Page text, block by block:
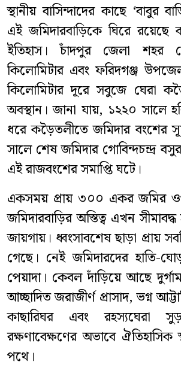
স্থানীয় বাসিন্দাদের কাছে ‘বাবুর
এই জমিদারবাড়িকে ঘিরে
ইতিহাস। চাঁদপুর জেলা শহর
কিলোমিটার এবং ফরিদগঞ্জ
কিলোমিটার দূরে সবুজে ঘেরা
অবস্থান। জানা যায়, ১২২০ সালে
ধরে কড়ৈতলীতে জমিদার বংশের
সালে শেষ জমিদার গোবিন্দচন্দ্র
এই রাজবংশের সমাপ্তি ঘটে।
একসময় প্রায় ৩০০ একর জমির
জমিদারবাড়ির অস্তিত্ব এখন
জায়গায়। ধ্বংসাবশেষ ছাড়া প্রায়
গেছে। নেই জমিদারদের হাতি-
পেয়াদা। কেবল দাঁড়িয়ে আছে
আচ্ছাদিত জরাজীর্ণ প্রাসাদ, ভগ্ন
কাছারিঘর এবং রহস্যঘেরা
রক্ষণাবেক্ষণের অভাবে ঐতিহাসিক
পথে।